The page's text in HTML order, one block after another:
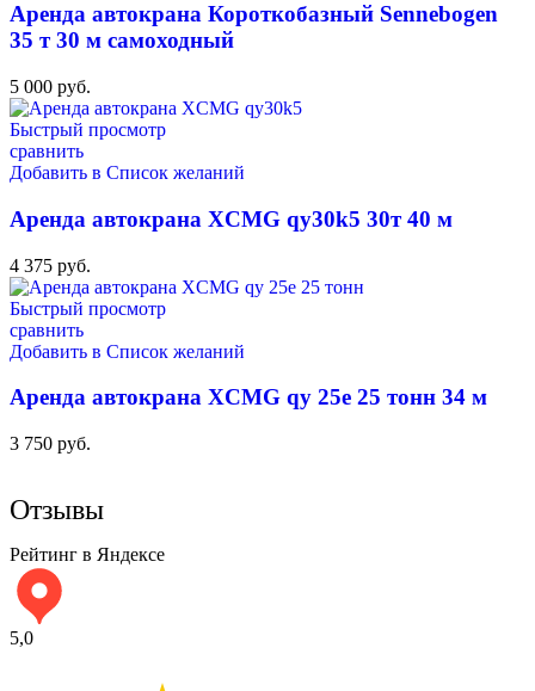
Аренда автокрана Короткобазный Sennebogen
35 т 30 м самоходный
5 000 руб.
Быстрый просмотр
сравнить
Добавить в Список желаний
Аренда автокрана XCMG qy30k5 30т 40 м
4 375 руб.
Быстрый просмотр
сравнить
Добавить в Список желаний
Аренда автокрана XCMG qy 25e 25 тонн 34 м
3 750 руб.
Отзывы
Рейтинг в Яндексе
5,0